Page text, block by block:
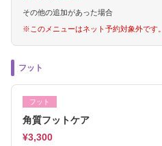
その他の追加があった場合
※このメニューはネット予約対象外です。
フット
フット
角質フットケア
¥3,300